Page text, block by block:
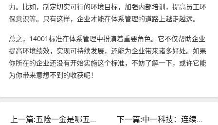
力。比如，制定切实可行的环境目标，加强内部培训，提高员工环
保意识等。只有这样，企业才能在体系管理的道路上越走越远。
总之，14001标准在体系管理中扮演着重要角色。它不仅帮助企业
提高环境绩效，实现可持续发展，还能为企业带来诸多好处。如果
你所在的企业还没有开始实施这个标准，不妨了解一下，或许它能
为你带来意想不到的收获呢！
上一篇:五险一金是哪五险？哪一金？全面解析五险一金含义及内容 下一篇:中一科技：连续多年ISO14001认证，ESG理念先行者